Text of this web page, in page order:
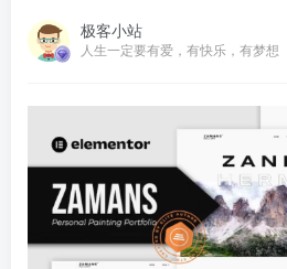
极客小站
人生一定要有爱，有快乐，有梦想